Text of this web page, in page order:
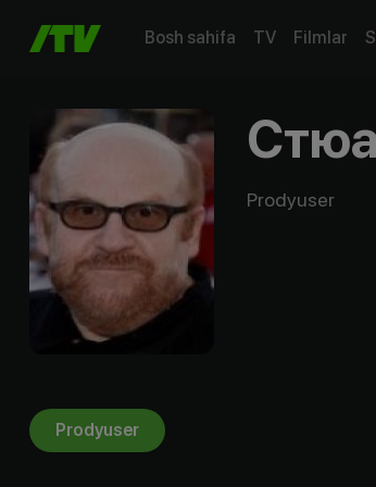
Bosh sahifa TV Filmlar
Prodyuser
Prodyuser